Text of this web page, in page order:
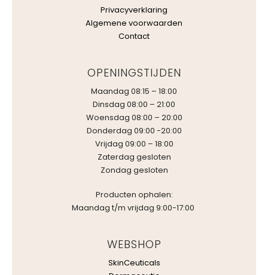
Privacyverklaring
Algemene voorwaarden
Contact
OPENINGSTIJDEN
Maandag 08:15 – 18:00
Dinsdag 08:00 – 21:00
Woensdag 08:00 – 20:00
Donderdag 09:00 -20:00
Vrijdag 09:00 – 18:00
Zaterdag gesloten
Zondag gesloten
Producten ophalen:
Maandag t/m vrijdag 9:00-17:00
WEBSHOP
SkinCeuticals